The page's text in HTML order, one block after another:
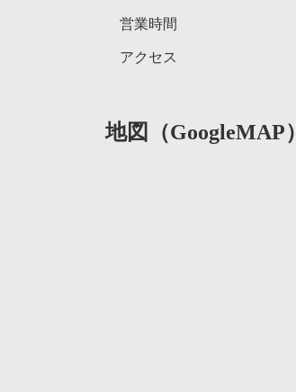
営業時間
アクセス
地図（GoogleMAP）